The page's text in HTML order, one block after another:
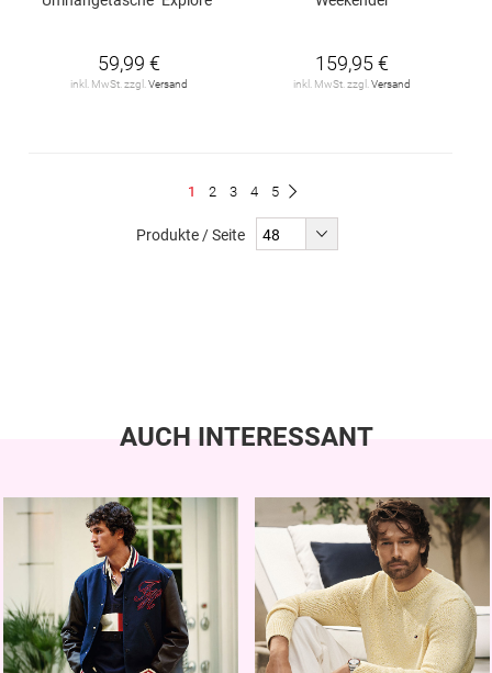
59,99 €
inkl. MwSt. zzgl. Versand
159,95 €
inkl. MwSt. zzgl. Versand
Du
1 Seite
2 Seite
3 Seite
4 Seite
5
Produkte / Seite
AUCH INTERESSANT